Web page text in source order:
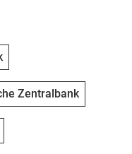
Zentralbank